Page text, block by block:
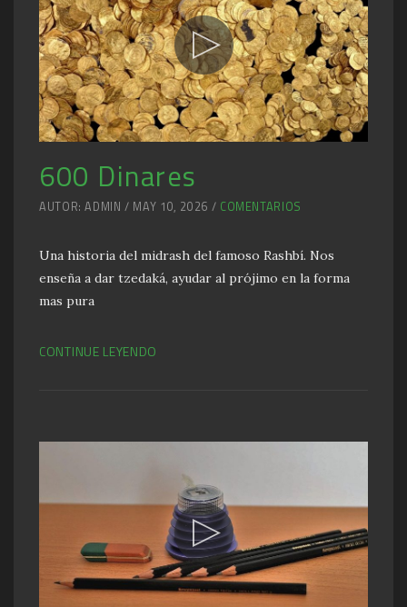
600 Dinares
AUTOR: ADMIN / MAY 10, 2026 / COMENTARIOS
Una historia del midrash del famoso Rashbí. Nos
enseña a dar tzedaká, ayudar al prójimo en la forma
mas pura
CONTINUE LEYENDO